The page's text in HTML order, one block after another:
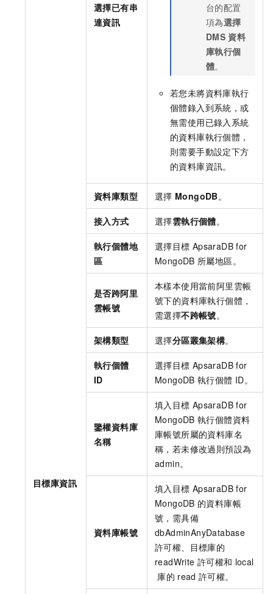
目標庫資訊
選擇已有串
連資訊
台的配置
項為選擇
DMS 資料
庫執行個
體。
若您未將資料庫執行
個體錄入到系統，或
無需使用已錄入系統
的資料庫執行個體，
則需要手動設定下方
的資料庫資訊。
資料庫類型 選擇 MongoDB。
接入方式 選擇雲執行個體。
執行個體地
區
選擇目標 ApsaraDB for
MongoDB 所屬地區。
是否跨阿里
雲帳號
本樣本使用當前阿里雲帳
號下的資料庫執行個體，
需選擇不跨帳號。
架構類型 選擇分區叢集架構。
執行個體
ID
選擇目標 ApsaraDB for
MongoDB 執行個體 ID。
鑒權資料庫
名稱
填入目標 ApsaraDB for
MongoDB 執行個體資料
庫帳號所屬的資料庫名
稱，若未修改過則預設為
admin。
資料庫帳號
填入目標 ApsaraDB for
MongoDB 的資料庫帳
號，需具備
dbAdminAnyDatabase
許可權、目標庫的
readWrite 許可權和 local
庫的 read 許可權。